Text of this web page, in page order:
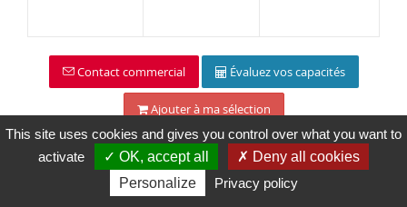
Contact commercial Évaluez vos capacités
Ajouter à ma sélection
Description
This site uses cookies and gives you control over what you want to
activate
✓ OK, accept all
✗ Deny all cookies
Personalize
Privacy policy